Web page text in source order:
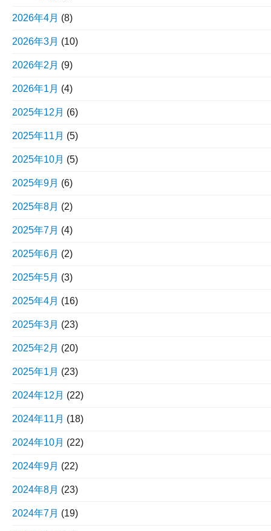
2026年4月 (8)
2026年3月 (10)
2026年2月 (9)
2026年1月 (4)
2025年12月 (6)
2025年11月 (5)
2025年10月 (5)
2025年9月 (6)
2025年8月 (2)
2025年7月 (4)
2025年6月 (2)
2025年5月 (3)
2025年4月 (16)
2025年3月 (23)
2025年2月 (20)
2025年1月 (23)
2024年12月 (22)
2024年11月 (18)
2024年10月 (22)
2024年9月 (22)
2024年8月 (23)
2024年7月 (19)